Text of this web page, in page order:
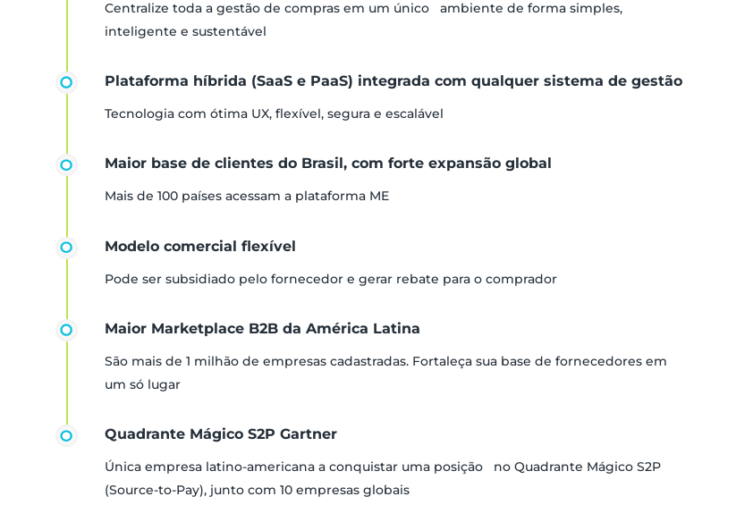
Centralize toda a gestão de compras em um único ambiente de forma simples,
inteligente e sustentável
Plataforma híbrida (SaaS e PaaS) integrada com qualquer sistema de gestão
Tecnologia com ótima UX, flexível, segura e escalável
Maior base de clientes do Brasil, com forte expansão global
Mais de 100 países acessam a plataforma ME
Modelo comercial flexível
Pode ser subsidiado pelo fornecedor e gerar rebate para o comprador
Maior Marketplace B2B da América Latina
São mais de 1 milhão de empresas cadastradas. Fortaleça sua base de fornecedores em
um só lugar
Quadrante Mágico S2P Gartner
Única empresa latino-americana a conquistar uma posição no Quadrante Mágico S2P
(Source-to-Pay), junto com 10 empresas globais